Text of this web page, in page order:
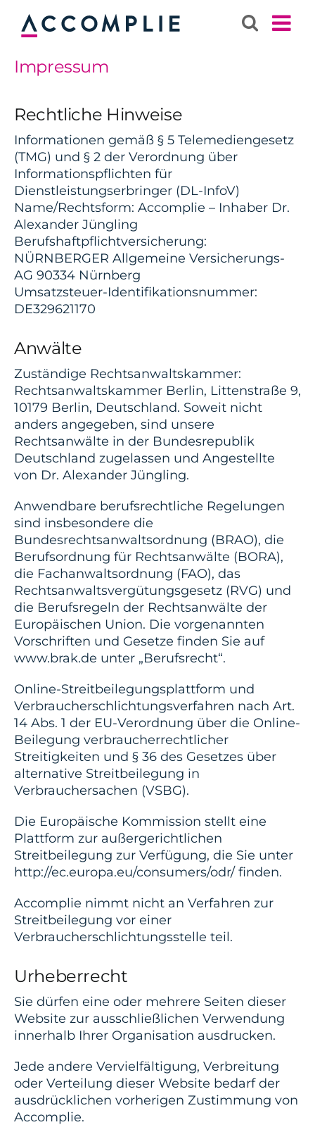
Inhalt
springen
Impressum
Rechtliche Hinweise
Informationen gemäß § 5 Telemediengesetz
(TMG) und § 2 der Verordnung über
Informationspflichten für
Dienstleistungserbringer (DL-InfoV)
Name/Rechtsform: Accomplie – Inhaber Dr.
Alexander Jüngling
Berufshaftpflichtversicherung:
NÜRNBERGER Allgemeine Versicherungs-
AG 90334 Nürnberg
Umsatzsteuer-Identifikationsnummer:
DE329621170
Anwälte
Zuständige Rechtsanwaltskammer:
Rechtsanwaltskammer Berlin, Littenstraße 9,
10179 Berlin, Deutschland. Soweit nicht
anders angegeben, sind unsere
Rechtsanwälte in der Bundesrepublik
Deutschland zugelassen und Angestellte
von Dr. Alexander Jüngling.
Anwendbare berufsrechtliche Regelungen
sind insbesondere die
Bundesrechtsanwaltsordnung (BRAO), die
Berufsordnung für Rechtsanwälte (BORA),
die Fachanwaltsordnung (FAO), das
Rechtsanwaltsvergütungsgesetz (RVG) und
die Berufsregeln der Rechtsanwälte der
Europäischen Union. Die vorgenannten
Vorschriften und Gesetze finden Sie auf
www.brak.de unter „Berufsrecht“.
Online-Streitbeilegungsplattform und
Verbraucherschlichtungsverfahren nach Art.
14 Abs. 1 der EU-Verordnung über die Online-
Beilegung verbraucherrechtlicher
Streitigkeiten und § 36 des Gesetzes über
alternative Streitbeilegung in
Verbrauchersachen (VSBG).
Die Europäische Kommission stellt eine
Plattform zur außergerichtlichen
Streitbeilegung zur Verfügung, die Sie unter
http://ec.europa.eu/consumers/odr/ finden.
Accomplie nimmt nicht an Verfahren zur
Streitbeilegung vor einer
Verbraucherschlichtungsstelle teil.
Urheberrecht
Sie dürfen eine oder mehrere Seiten dieser
Website zur ausschließlichen Verwendung
innerhalb Ihrer Organisation ausdrucken.
Jede andere Vervielfältigung, Verbreitung
oder Verteilung dieser Website bedarf der
ausdrücklichen vorherigen Zustimmung von
Accomplie.